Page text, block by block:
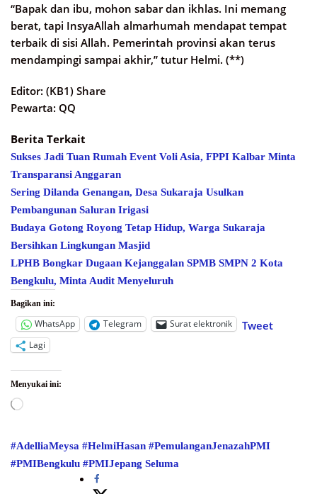
“Bapak dan ibu, mohon sabar dan ikhlas. Ini memang
berat, tapi InsyaAllah almarhumah mendapat tempat
terbaik di sisi Allah. Pemerintah provinsi akan terus
mendampingi sampai akhir,” tutur Helmi. (**)
Editor: (KB1) Share
Pewarta: QQ
Berita Terkait
Sukses Jadi Tuan Rumah Event Voli Asia, FPPI Kalbar Minta
Transparansi Anggaran
Sering Dilanda Genangan, Desa Sukaraja Usulkan
Pembangunan Saluran Irigasi
Budaya Gotong Royong Tetap Hidup, Warga Sukaraja
Bersihkan Lingkungan Masjid
LPHB Bongkar Dugaan Kejanggalan SPMB SMPN 2 Kota
Bengkulu, Minta Audit Menyeluruh
Bagikan ini:
WhatsApp Telegram Surat elektronik Tweet
Lagi
Menyukai ini:
Memuat...
#AdelliaMeysa #HelmiHasan #PemulanganJenazahPMI
#PMIBengkulu #PMIJepang Seluma